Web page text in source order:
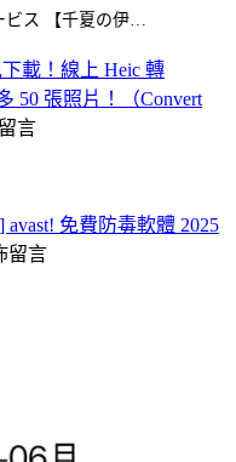
ス 【千夏の伊…
載！線上 Heic 轉
50 張照片！（Convert
言
avast! 免費防毒軟體 2025
留言